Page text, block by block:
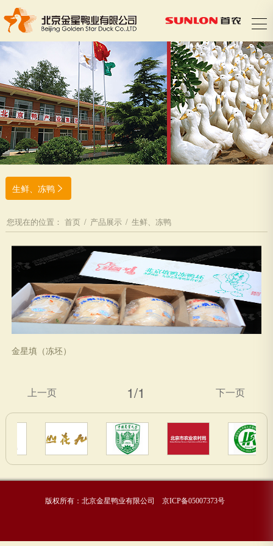
生鲜、冻鸭
您现在的位置： 首页 / 产品展示 / 生鲜、冻鸭
金星填（冻坯）
上一页 1/1 下一页
版权所有：北京金星鸭业有限公司 京ICP备05007373号